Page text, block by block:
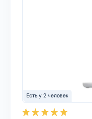
Есть у 2 человек